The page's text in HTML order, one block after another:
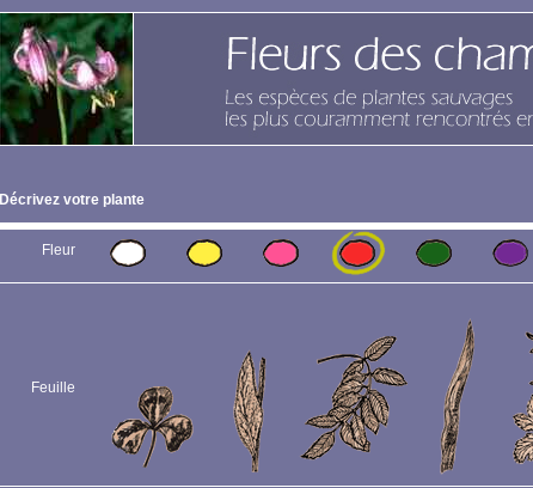
Décrivez votre plante
Fleur
Feuille